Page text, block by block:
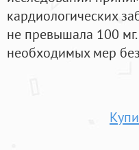
кардиологических
не превышала 100
необходимых мер